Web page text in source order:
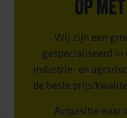
OP MET
Wij zijn een
gespecialiseerd in
industrie- en
de beste prijs/
Acquisitie naar